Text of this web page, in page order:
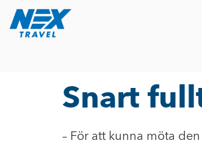
Snart
– För att kunna möta